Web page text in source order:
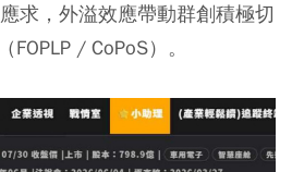
應求，外溢效應帶動群創積極切
/ CoPoS）。